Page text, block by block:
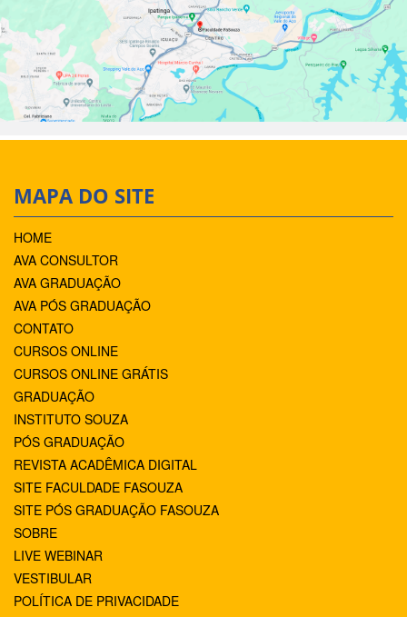
MAPA DO SITE
HOME
AVA CONSULTOR
AVA GRADUAÇÃO
AVA PÓS GRADUAÇÃO
CONTATO
CURSOS ONLINE
CURSOS ONLINE GRÁTIS
GRADUAÇÃO
INSTITUTO SOUZA
PÓS GRADUAÇÃO
REVISTA ACADÊMICA DIGITAL
SITE FACULDADE FASOUZA
SITE PÓS GRADUAÇÃO FASOUZA
SOBRE
LIVE WEBINAR
VESTIBULAR
POLÍTICA DE PRIVACIDADE